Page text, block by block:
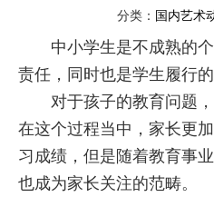
分类： 国内艺术
中小学生是不成熟的个
责任，同时也是学生履行的
对于孩子的教育问题，
在这个过程当中，家长更
习成绩，但是随着教育事
也成为家长关注的范畴。